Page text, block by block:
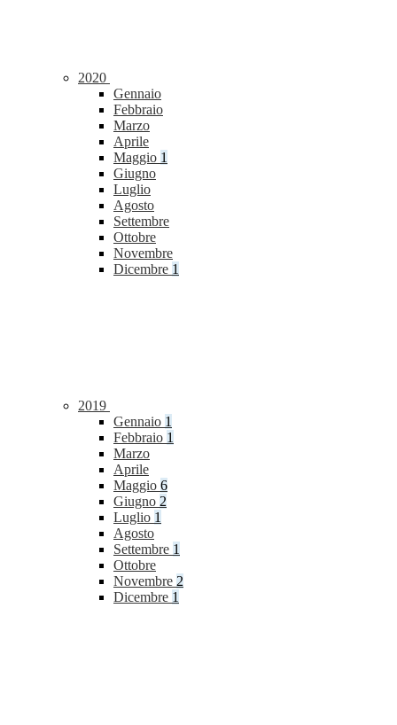
2020
Gennaio
Febbraio
Marzo
Aprile
Maggio 1
Giugno
Luglio
Agosto
Settembre
Ottobre
Novembre
Dicembre 1
2019
Gennaio 1
Febbraio 1
Marzo
Aprile
Maggio 6
Giugno 2
Luglio 1
Agosto
Settembre 1
Ottobre
Novembre 2
Dicembre 1